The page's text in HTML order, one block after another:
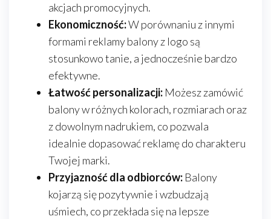
akcjach promocyjnych.
Ekonomiczność:W porównaniu z innymi
formami reklamy balony z logo są
stosunkowo tanie, a jednocześnie bardzo
efektywne.
Łatwość personalizacji: Możesz zamówić
balony w różnych kolorach, rozmiarach oraz
z dowolnym nadrukiem, co pozwala
idealnie dopasować reklamę do charakteru
Twojej marki.
Przyjazność dla odbiorców: Balony
kojarzą się pozytywnie i wzbudzają
uśmiech, co przekłada się na lepsze